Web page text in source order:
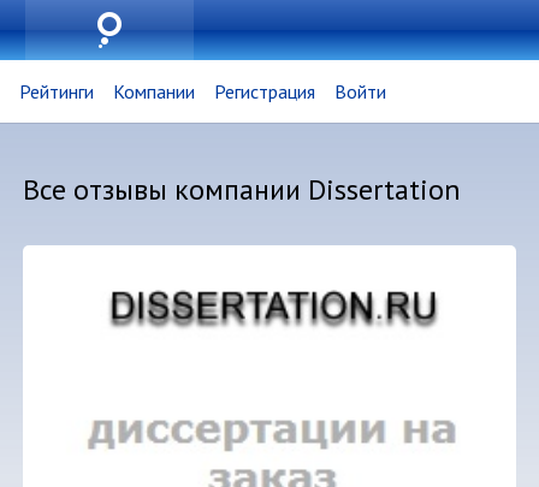
Рейтинги Компании Регистрация Войти
Все отзывы компании Dissertation